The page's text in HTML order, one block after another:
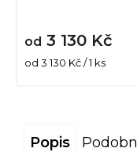
od 3 130 Kč
Měrná
od 3 130 Kč / 1 ks
Popis